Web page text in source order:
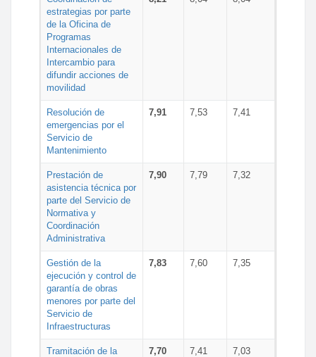
estrategias por parte
de la Oficina de
Programas
Internacionales de
Intercambio para
difundir acciones de
movilidad
Resolución de
emergencias por el
Servicio de
Mantenimiento
7,91 7,53 7,41
Prestación de
asistencia técnica por
parte del Servicio de
Normativa y
Coordinación
Administrativa
7,90 7,79 7,32
Gestión de la
ejecución y control de
garantía de obras
menores por parte del
Servicio de
Infraestructuras
7,83 7,60 7,35
Tramitación de la
7,70 7,41 7,03